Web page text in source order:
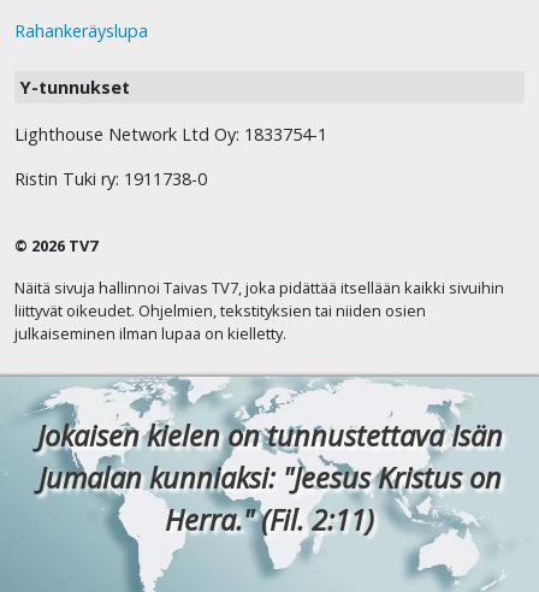
Rahankeräyslupa
Y-tunnukset
Lighthouse Network Ltd Oy: 1833754-1
Ristin Tuki ry: 1911738-0
© 2026 TV7
Näitä sivuja hallinnoi Taivas TV7, joka pidättää itsellään kaikki sivuihin
liittyvät oikeudet. Ohjelmien, tekstityksien tai niiden osien
julkaiseminen ilman lupaa on kielletty.
Jokaisen kielen on tunnustettava Isän
Jumalan kunniaksi: "Jeesus Kristus on
Herra." (Fil. 2:11)